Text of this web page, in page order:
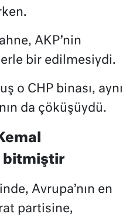
AKP’nin
bir edilmesiydi.
o CHP binası, aynı
da çöküşüydü.
bitmiştir
Avrupa’nın en
partisine,